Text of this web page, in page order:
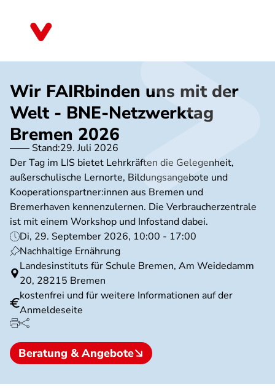
Wir FAIRbinden uns mit der
Welt - BNE-Netzwerktag
Bremen 2026
Stand:29. Juli 2026
Der Tag im LIS bietet Lehrkräften die Gelegenheit,
außerschulische Lernorte, Bildungsangebote und
Kooperationspartner:innen aus Bremen und
Bremerhaven kennenzulernen. Die Verbraucherzentrale
ist mit einem Workshop und Infostand dabei.
Di, 29. September 2026, 10:00 - 17:00
Nachhaltige Ernährung
Landesinstituts für Schule Bremen, Am Weidedamm
20, 28215 Bremen
kostenfrei und für weitere Informationen auf der
Anmeldeseite
Beratung & Angebote